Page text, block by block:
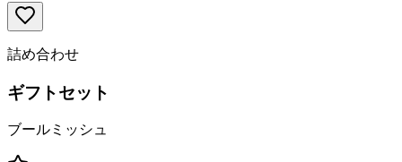
詰め合わせ
ギフトセット
ブールミッシュ